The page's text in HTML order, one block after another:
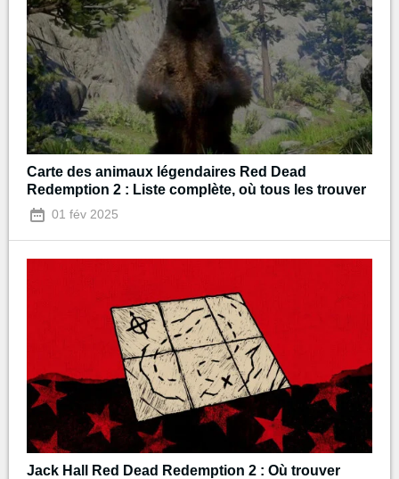
Carte des animaux légendaires Red Dead
Redemption 2 : Liste complète, où tous les trouver
01 fév 2025
Jack Hall Red Dead Redemption 2 : Où trouver